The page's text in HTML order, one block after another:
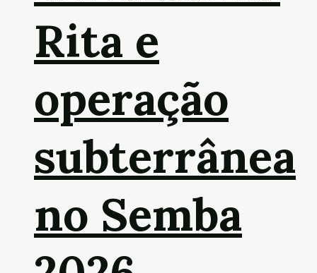
Rita e
operação
subterrânea
no Semba